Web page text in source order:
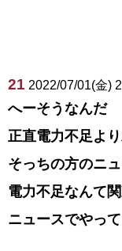
21 2022/07/01(金)
へーそうなんだ
正直電力不足よ
そっちの方のニ
電力不足なんて
ニュースでやっ